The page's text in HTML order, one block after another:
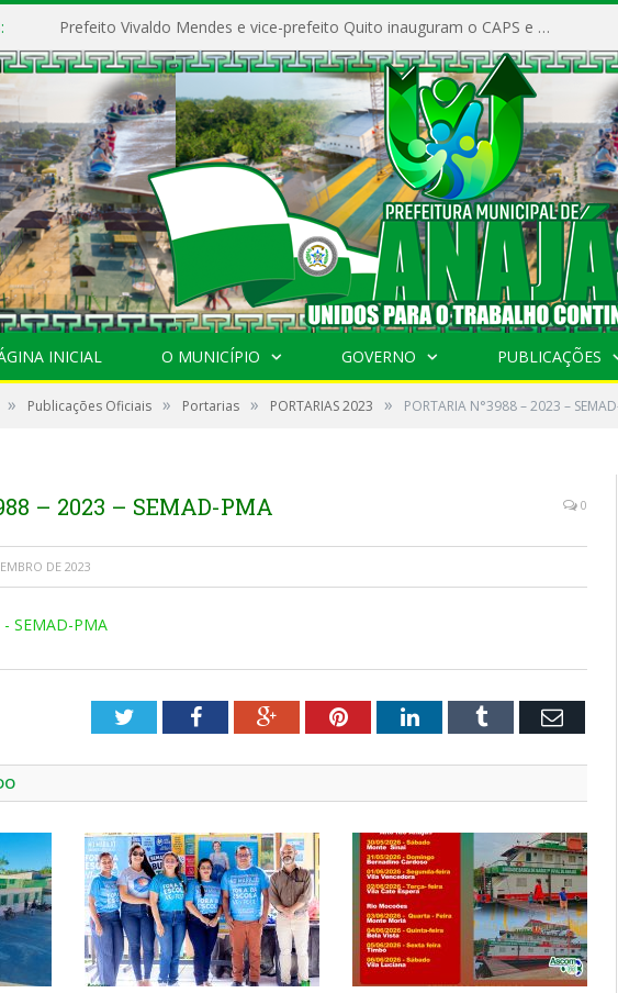
Prefeito Vivaldo Mendes e vice-prefeito Quito inauguram o CAPS e fortalecem a saúde pública em Anajás.
INICIAL O MUNICÍPIO GOVERNO PUBLICAÇÕES
» Publicações Oficiais » Portarias » PORTARIAS 2023 » PORTARIA N°3988 – 2023 –
– 2023 – SEMAD-PMA 0
DE 2023
SEMAD-PMA
TwitterFacebookGoogle+PinterestLinkedInTumblr Email